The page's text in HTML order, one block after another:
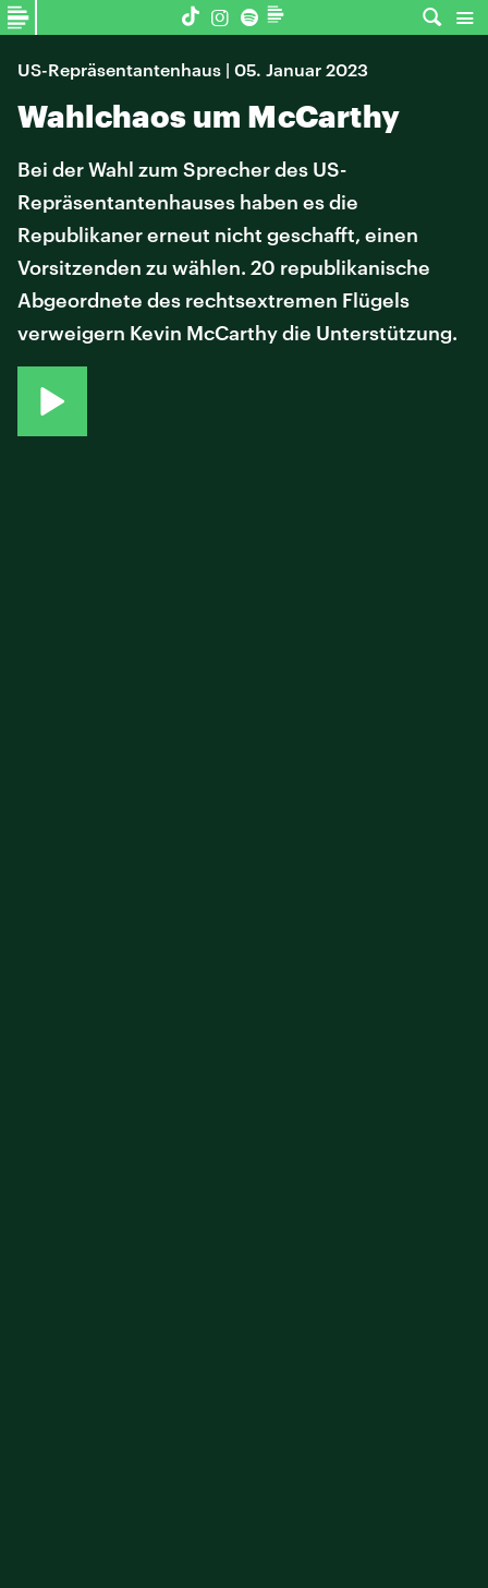
US-Repräsentantenhaus | 05. Januar 2023
Wahlchaos um McCarthy
Bei der Wahl zum Sprecher des US-
Repräsentantenhauses haben es die
Republikaner erneut nicht geschafft, einen
Vorsitzenden zu wählen. 20 republikanische
Abgeordnete des rechtsextremen Flügels
verweigern Kevin McCarthy die Unterstützung.